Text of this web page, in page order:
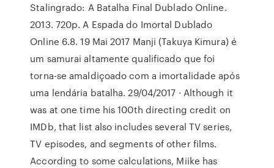
Stalingrado: A Batalha Final Dublado Online.
2013. 720p. A Espada do Imortal Dublado
Online 6.8. 19 Mai 2017 Manji (Takuya Kimura) é
um samurai altamente qualificado que foi
torna-se amaldiçoado com a imortalidade após
uma lendária batalha. 29/04/2017 · Although it
was at one time his 100th directing credit on
IMDb, that list also includes several TV series,
TV episodes, and segments of other films.
According to some calculations, Miike has